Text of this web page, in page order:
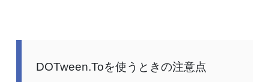
DOTween.Toを使うときの注意点